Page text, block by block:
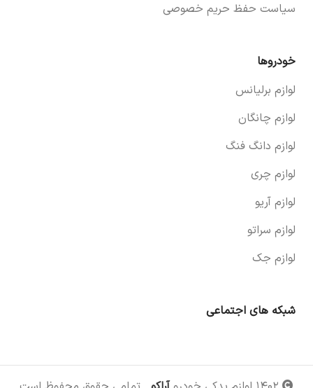
سیاست حفظ حریم خصوصی
خودروها
لوازم برلیانس
لوازم چانگان
لوازم دانگ فنگ
لوازم چری
لوازم آریو
لوازم سراتو
لوازم جک
شبکه های اجتماعی